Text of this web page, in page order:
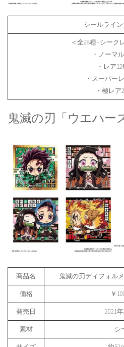
シールライ
＜全28種+シーク
・ノーマ
・レア
・スーパー
・極レア
鬼滅の刃「ウエハー
商品名 鬼滅の刃ディフォル
価格 ￥
発売日 2021
素材 シ